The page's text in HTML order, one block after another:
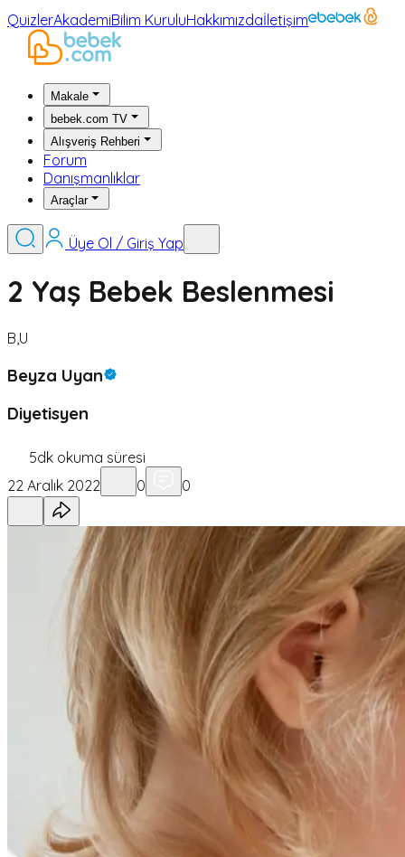
QuizlerAkademiBilim KuruluHakkımızdaİletişim
Makale
bebek.com TV
Alışveriş Rehberi
Forum
Danışmanlıklar
Araçlar
Üye Ol / Giriş Yap
2 Yaş Bebek Beslenmesi
B,U
Beyza Uyan
Diyetisyen
5dk okuma süresi
22 Aralık 2022
0 0